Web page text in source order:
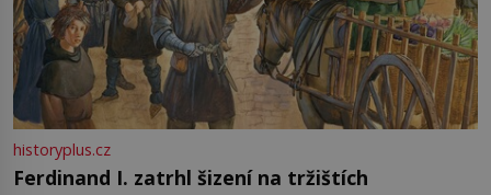
historyplus.cz
Ferdinand I. zatrhl šizení na tržištích